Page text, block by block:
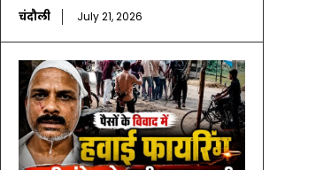
चंदौली July 21, 2026